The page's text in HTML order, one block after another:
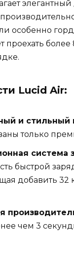
особенно
проехать
Lucid Air:
и стильный
только
система
быстрой
добавить 32
чем 3